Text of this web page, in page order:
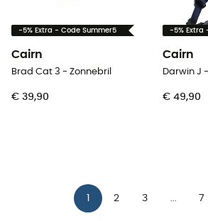
-5% Extra - Code Summer5
Cairn
Brad Cat 3 - Zonnebril
€ 39,90
-5% Extra
Cairn
Darwin J
€ 49,90
2 3 7